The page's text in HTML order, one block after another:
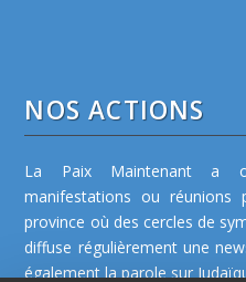
NOS ACTIONS
La Paix Maintenant a
manifestations ou réunions
province où des cercles de
diffuse régulièrement une
également la parole sur